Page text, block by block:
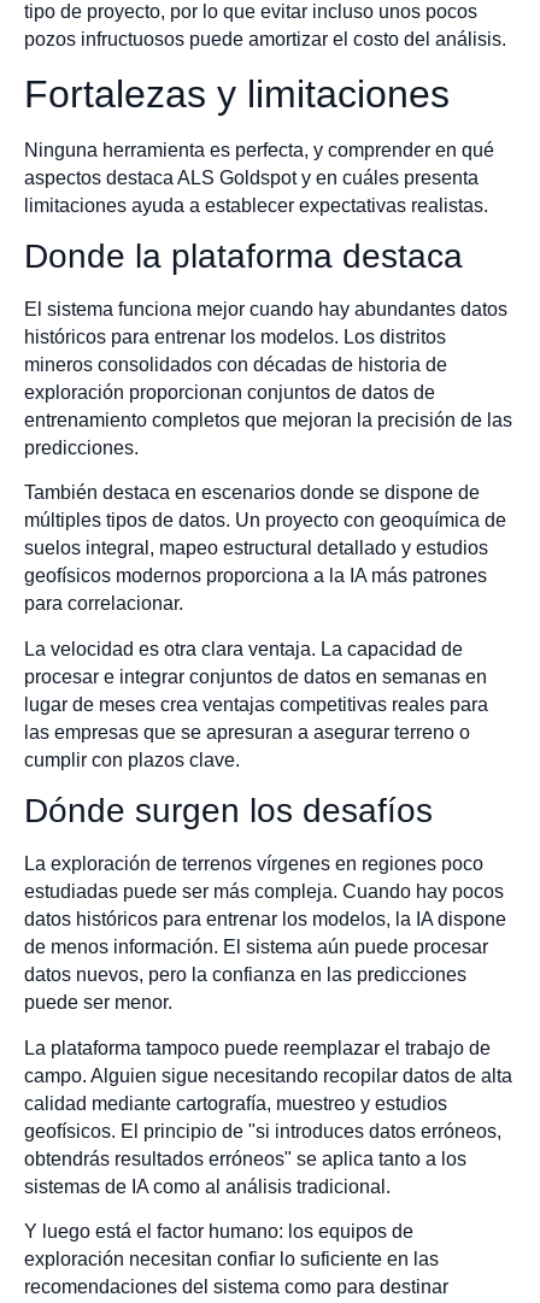
tipo de proyecto, por lo que evitar incluso unos pocos
pozos infructuosos puede amortizar el costo del análisis.
Fortalezas y limitaciones
Ninguna herramienta es perfecta, y comprender en qué
aspectos destaca ALS Goldspot y en cuáles presenta
limitaciones ayuda a establecer expectativas realistas.
Donde la plataforma destaca
El sistema funciona mejor cuando hay abundantes datos
históricos para entrenar los modelos. Los distritos
mineros consolidados con décadas de historia de
exploración proporcionan conjuntos de datos de
entrenamiento completos que mejoran la precisión de las
predicciones.
También destaca en escenarios donde se dispone de
múltiples tipos de datos. Un proyecto con geoquímica de
suelos integral, mapeo estructural detallado y estudios
geofísicos modernos proporciona a la IA más patrones
para correlacionar.
La velocidad es otra clara ventaja. La capacidad de
procesar e integrar conjuntos de datos en semanas en
lugar de meses crea ventajas competitivas reales para
las empresas que se apresuran a asegurar terreno o
cumplir con plazos clave.
Dónde surgen los desafíos
La exploración de terrenos vírgenes en regiones poco
estudiadas puede ser más compleja. Cuando hay pocos
datos históricos para entrenar los modelos, la IA dispone
de menos información. El sistema aún puede procesar
datos nuevos, pero la confianza en las predicciones
puede ser menor.
La plataforma tampoco puede reemplazar el trabajo de
campo. Alguien sigue necesitando recopilar datos de alta
calidad mediante cartografía, muestreo y estudios
geofísicos. El principio de "si introduces datos erróneos,
obtendrás resultados erróneos" se aplica tanto a los
sistemas de IA como al análisis tradicional.
Y luego está el factor humano: los equipos de
exploración necesitan confiar lo suficiente en las
recomendaciones del sistema como para destinar